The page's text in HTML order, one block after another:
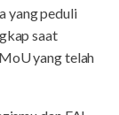
yang peduli
saat
yang telah